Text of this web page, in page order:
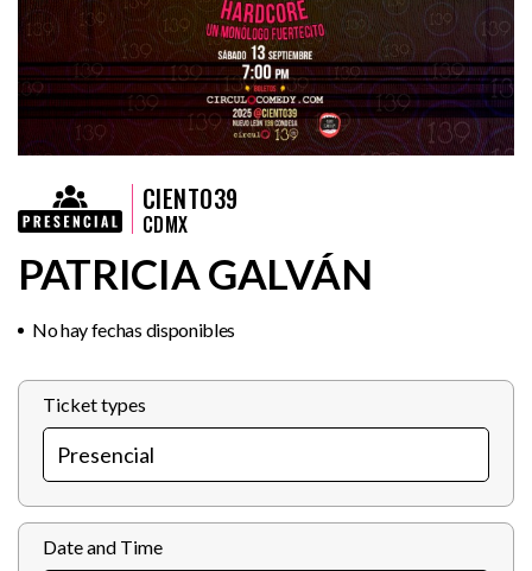
CIENTO39
CDMX
PATRICIA GALVÁN
No hay fechas disponibles
Ticket types
Date and Time